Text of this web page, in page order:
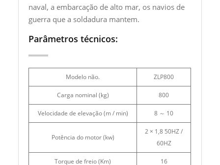
naval, a embarcação de alto mar, os navios de
guerra que a soldadura mantem.
Parâmetros técnicos:
Modelo não. ZLP800
Carga nominal (kg) 800
Velocidade de elevação (m / min) 8 ～ 10
Potência do motor (kw)
2 × 1,8 50HZ /
60HZ
Torque de freio (Km) 16